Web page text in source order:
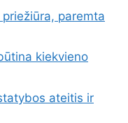
paremta
kiekvieno
ateitis ir